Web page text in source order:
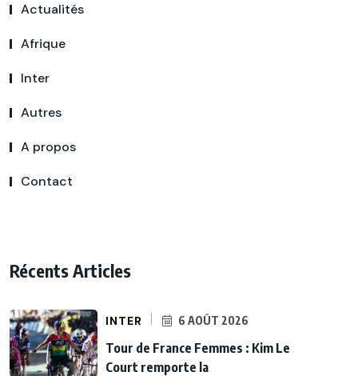
Actualités
Afrique
Inter
Autres
A propos
Contact
Récents Articles
INTER 6 AOÛT 2026
Tour de France Femmes : Kim Le
Court remporte la